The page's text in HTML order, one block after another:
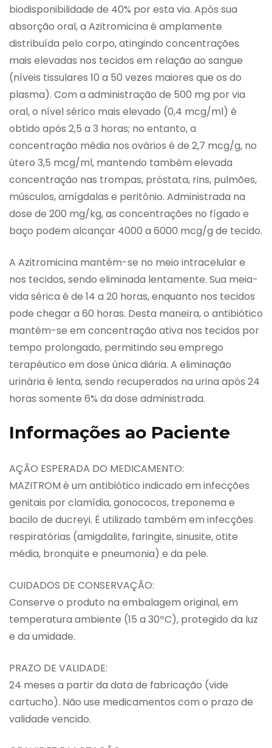
biodisponibilidade de 40% por esta via. Após sua
absorção oral, a Azitromicina é amplamente
distribuída pelo corpo, atingindo concentrações
mais elevadas nos tecidos em relação ao sangue
(níveis tissulares 10 a 50 vezes maiores que os do
plasma). Com a administração de 500 mg por via
oral, o nível sérico mais elevado (0,4 mcg/ml) é
obtido após 2,5 a 3 horas; no entanto, a
concentração média nos ovários é de 2,7 mcg/g, no
útero 3,5 mcg/ml, mantendo também elevada
concentração nas trompas, próstata, rins, pulmões,
músculos, amígdalas e peritônio. Administrada na
dose de 200 mg/kg, as concentrações no fígado e
baço podem alcançar 4000 a 6000 mcg/g de tecido.
A Azitromicina mantém-se no meio intracelular e
nos tecidos, sendo eliminada lentamente. Sua meia-
vida sérica é de 14 a 20 horas, enquanto nos tecidos
pode chegar a 60 horas. Desta maneira, o antibiótico
mantém-se em concentração ativa nos tecidos por
tempo prolongado, permitindo seu emprego
terapêutico em dose única diária. A eliminação
urinária é lenta, sendo recuperados na urina após 24
horas somente 6% da dose administrada.
Informações ao Paciente
AÇÃO ESPERADA DO MEDICAMENTO:
MAZITROM é um antibiótico indicado em infecções
genitais por clamídia, gonococos, treponema e
bacilo de ducreyi. É utilizado também em infecções
respiratórias (amigdalite, faringite, sinusite, otite
média, bronquite e pneumonia) e da pele.
CUIDADOS DE CONSERVAÇÃO:
Conserve o produto na embalagem original, em
temperatura ambiente (15 a 30ºC), protegido da luz
e da umidade.
PRAZO DE VALIDADE:
24 meses a partir da data de fabricação (vide
cartucho). Não use medicamentos com o prazo de
validade vencido.